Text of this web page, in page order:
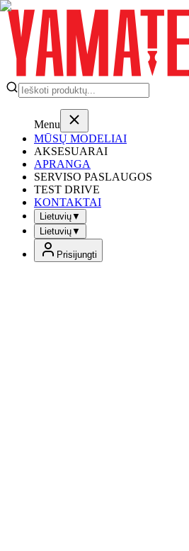
Menu
MŪSŲ MODELIAI
AKSESUARAI
APRANGA
SERVISO PASLAUGOS
TEST DRIVE
KONTAKTAI
Lietuvių▼
Lietuvių▼
Prisijungti